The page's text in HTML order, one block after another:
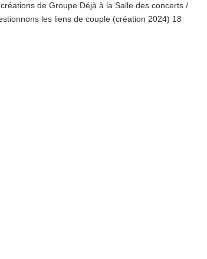
de Groupe Déjà à la Salle des concerts /
les liens de couple (création 2024) 18